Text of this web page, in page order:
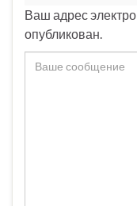
Ваш адрес
опубликован.